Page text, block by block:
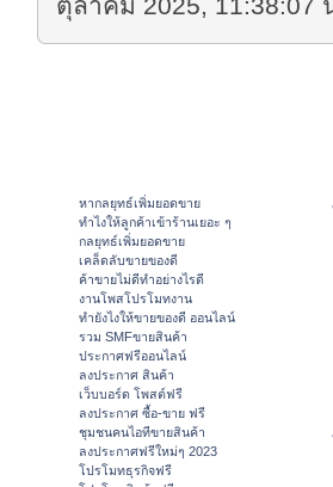
ตุลาคม 2025, 11:38:07
หากลยุทธ์เพิ่มยอดขาย
ทําไงให้ลูกค้าเข้าร้านเยอะ ๆ
กลยุทธ์เพิ่มยอดขาย
เคล็ดลับขายของดี
ค้าขายไม่ดีทำอย่างไรดี
งานโพสโปรโมทงาน
ทํายังไงให้ขายของดี ออนไลน์
รวม SMFขายสินค้า
ประกาศฟรีออนไลน์
ลงประกาศ สินค้า
เว็บบอร์ด โพสต์ฟรี
ลงประกาศ ซื้อ-ขาย ฟรี
ชุมชนคนไอทีขายสินค้า
ลงประกาศฟรีใหม่ๆ 2023
โปรโมทธุรกิจฟรี